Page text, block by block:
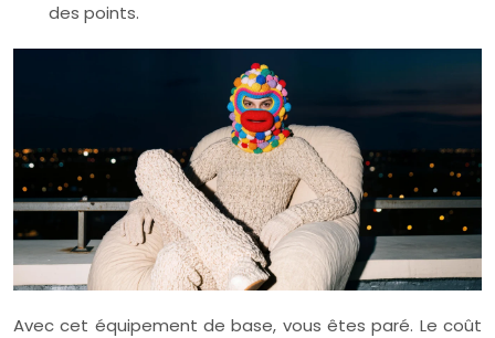
des points.
Avec cet équipement de base, vous êtes paré. Le coût